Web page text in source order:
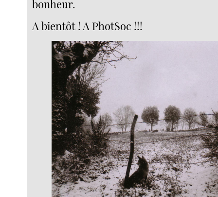
bonheur.
A bientôt ! A PhotSoc !!!